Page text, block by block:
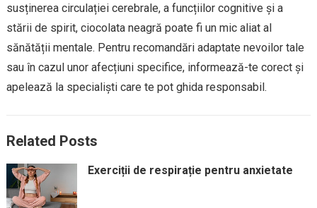
susținerea circulației cerebrale, a funcțiilor cognitive și a
stării de spirit, ciocolata neagră poate fi un mic aliat al
sănătății mentale. Pentru recomandări adaptate nevoilor tale
sau în cazul unor afecțiuni specifice, informează-te corect și
apelează la specialiști care te pot ghida responsabil.
Related Posts
Exerciții de respirație pentru anxietate